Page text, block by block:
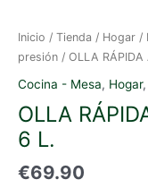
Inicio / Tienda / Hogar /
presión / OLLA RÁPIDA
Cocina - Mesa, Hogar,
OLLA
6 L.
€69.90